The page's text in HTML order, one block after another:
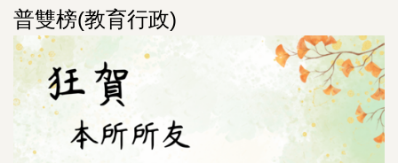
普雙榜(教育行政)